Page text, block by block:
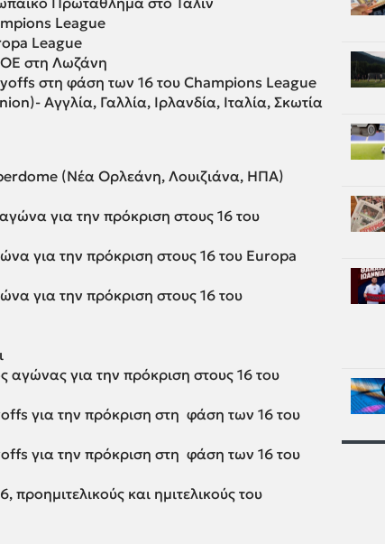
League
League
στη Λωζάνη
στη φάση των 16 του Champions League
Αγγλία, Γαλλία, Ιρλανδία, Ιταλία, Σκωτία
(Νέα Ορλεάνη, Λουιζιάνα, ΗΠΑ)
για την πρόκριση στους 16 του
για την πρόκριση στους 16 του Europa
για την πρόκριση στους 16 του
για την πρόκριση στους 16 του
για την πρόκριση στη φάση των 16 του
για την πρόκριση στη φάση των 16 του
και ημιτελικούς του